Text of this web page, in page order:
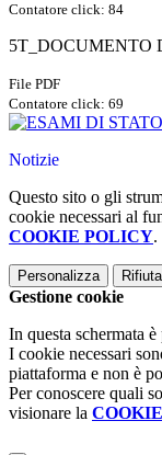
Contatore click: 84
5T_DOCUMENTO
File PDF
Contatore click: 69
Notizie
Questo sito o gli
cookie necessari al
COOKIE POLICY.
Personalizza
Gestione cookie
In questa schermata
I cookie necessari
piattaforma e non è
Per conoscere quali
visionare la